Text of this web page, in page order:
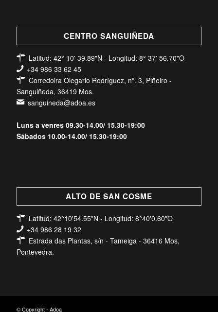
CENTRO SANGUIÑEDA
Latitud: 42° 10' 39.89"N - Longitud: 8° 37' 56.70"O
+34 986 33 62 45
Corredoira Olegario Rodríguez, nº. 3, Piñeiro -
Sanguiñeda, 36419 Mos.
sanguineda@adoa.es
Luns a venres 09.30-14.00/ 15.30-19:00
Sábados 10.00-14.00/ 15.30-19:00
ALTO DE SAN COSME
Latitud: 42°10'54.55"N - Longitud: 8°40'0.60"O
+34 986 28 19 32
Estrada das Plantas, s/n - Tameiga - 36416 Mos,
Pontevedra.
© Copyright - Adoa